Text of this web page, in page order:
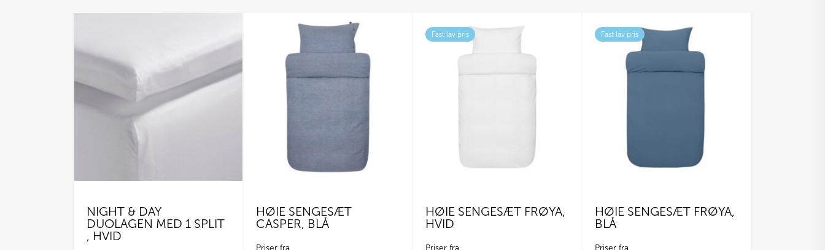
NIGHT & DAY
DUOLAGEN MED 1 SPLIT
, HVID
HØIE SENGESÆT
CASPER, BLÅ
Priser fra
Fast lav pris
HØIE SENGESÆT FRØYA,
HVID
Priser fra
Fast lav pris
HØIE SENGESÆT FRØYA,
BLÅ
Priser fra